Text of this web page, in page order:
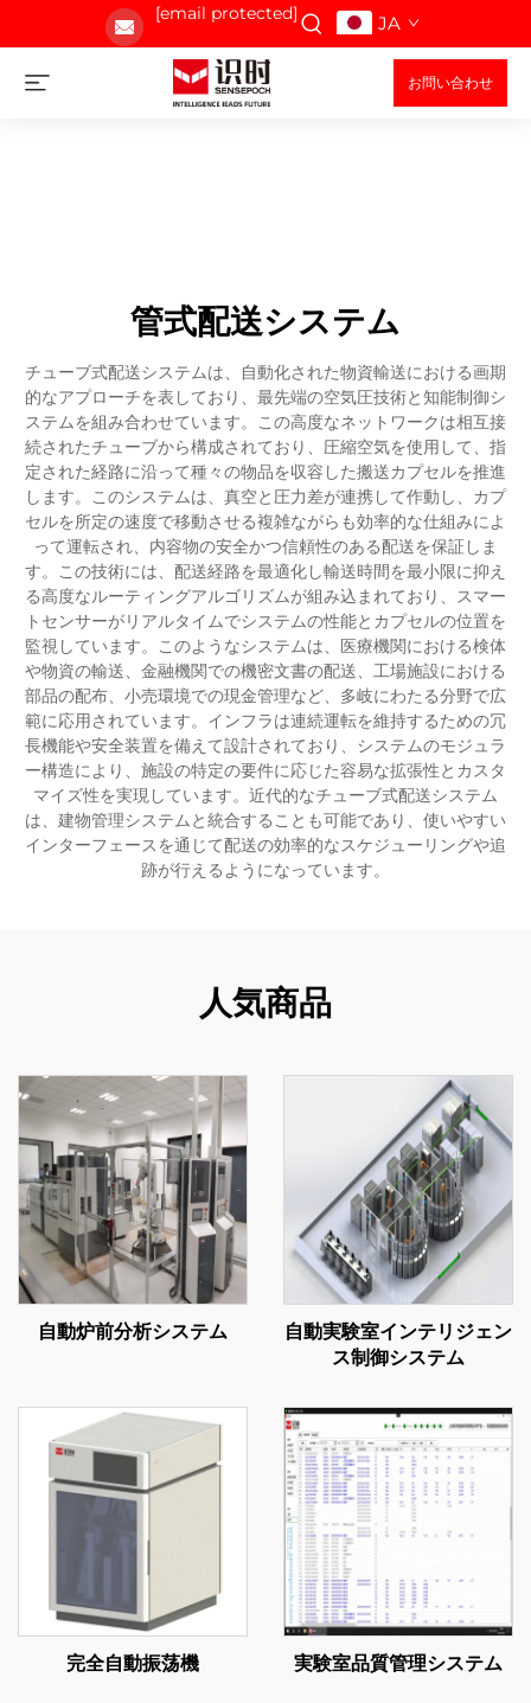
[email protected] JA
お問い合わせ
管式配送システム
チューブ式配送システムは、自動化された物資輸送における画期
的なアプローチを表しており、最先端の空気圧技術と知能制御シ
ステムを組み合わせています。この高度なネットワークは相互接
続されたチューブから構成されており、圧縮空気を使用して、指
定された経路に沿って種々の物品を収容した搬送カプセルを推進
します。このシステムは、真空と圧力差が連携して作動し、カプ
セルを所定の速度で移動させる複雑ながらも効率的な仕組みによ
って運転され、内容物の安全かつ信頼性のある配送を保証しま
す。この技術には、配送経路を最適化し輸送時間を最小限に抑え
る高度なルーティングアルゴリズムが組み込まれており、スマー
トセンサーがリアルタイムでシステムの性能とカプセルの位置を
監視しています。このようなシステムは、医療機関における検体
や物資の輸送、金融機関での機密文書の配送、工場施設における
部品の配布、小売環境での現金管理など、多岐にわたる分野で広
範に応用されています。インフラは連続運転を維持するための冗
長機能や安全装置を備えて設計されており、システムのモジュラ
ー構造により、施設の特定の要件に応じた容易な拡張性とカスタ
マイズ性を実現しています。近代的なチューブ式配送システム
は、建物管理システムと統合することも可能であり、使いやすい
インターフェースを通じて配送の効率的なスケジューリングや追
跡が行えるようになっています。
人気商品
自動炉前分析システム
自動実験室インテリジェン
ス制御システム
完全自動振荡機 実験室品質管理システム